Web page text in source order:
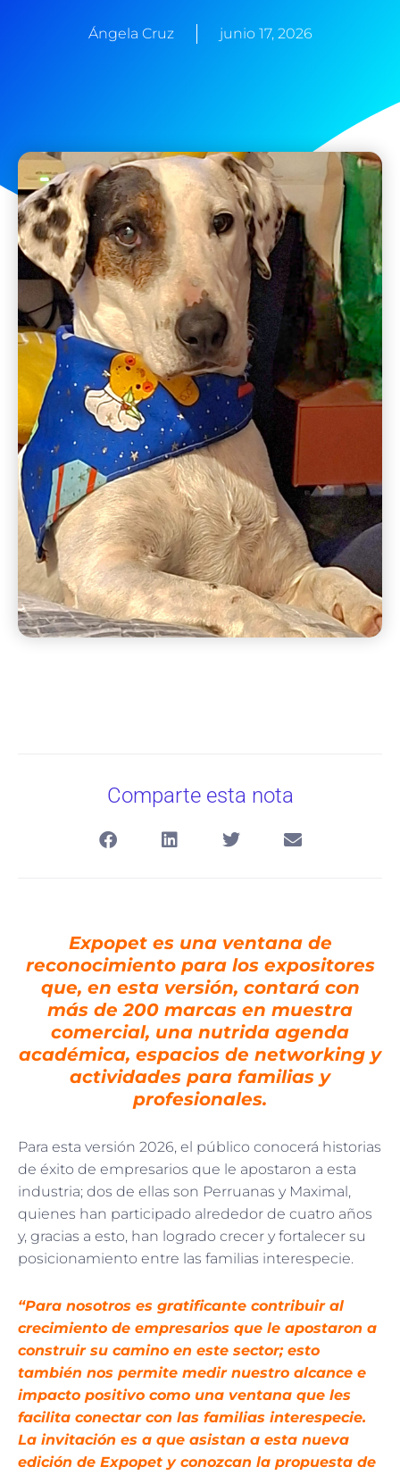
Ángela Cruz junio 17, 2026
Comparte esta nota
Expopet es una ventana de
reconocimiento para los expositores
que, en esta versión, contará con
más de 200 marcas en muestra
comercial, una nutrida agenda
académica, espacios de networking y
actividades para familias y
profesionales.
Para esta versión 2026, el público conocerá historias
de éxito de empresarios que le apostaron a esta
industria; dos de ellas son Perruanas y Maximal,
quienes han participado alrededor de cuatro años
y, gracias a esto, han logrado crecer y fortalecer su
posicionamiento entre las familias interespecie.
“Para nosotros es gratificante contribuir al
crecimiento de empresarios que le apostaron a
construir su camino en este sector; esto
también nos permite medir nuestro alcance e
impacto positivo como una ventana que les
facilita conectar con las familias interespecie.
La invitación es a que asistan a esta nueva
edición de Expopet y conozcan la propuesta de